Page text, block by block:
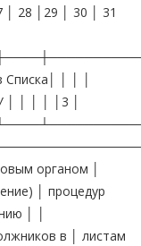
│ 28 │29 │ 30 │ 31
│ │ │
│ │ │ │3 │
органом │
│ процедур
│ │
в │ листам